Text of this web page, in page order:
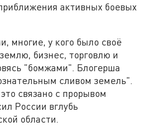
активных боевых
многие, у кого было своё
бизнес, торговлю и
"бомжами". Блогерша
сливом земель".
связано с прорывом
России вглубь
области.